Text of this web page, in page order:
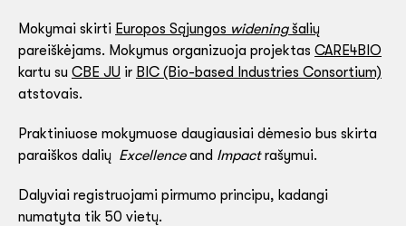
Mokymai skirti Europos Sąjungos wideningšalių
pareiškėjams. Mokymus organizuoja projektas CARE4BIO
kartu su CBE JU ir BIC (Bio-based Industries Consortium)
atstovais.
Praktiniuose mokymuose daugiausiai dėmesio bus skirta
paraiškos dalių Excellenceand Impactrašymui.
Dalyviai registruojami pirmumo principu, kadangi
numatyta tik 50 vietų.